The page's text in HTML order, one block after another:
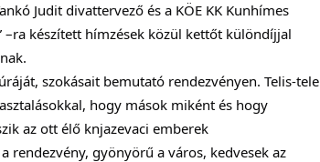
Judit divattervező és a KÖE KK Kunhímes
készített hímzések közül kettőt különdíjjal
szokásait bemutató rendezvényen. Telis-tele
hogy mások miként és hogy
az ott élő knjazevaci emberek
rendezvény, gyönyörű a város, kedvesek az